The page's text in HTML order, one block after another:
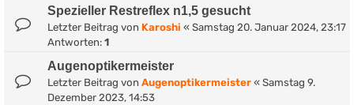
Spezieller Restreflex n1,5 gesucht
Letzter Beitrag von Karoshi « Samstag 20. Januar 2024, 23:17
Antworten: 1
Augenoptikermeister
Letzter Beitrag von Augenoptikermeister « Samstag 9.
Dezember 2023, 14:53